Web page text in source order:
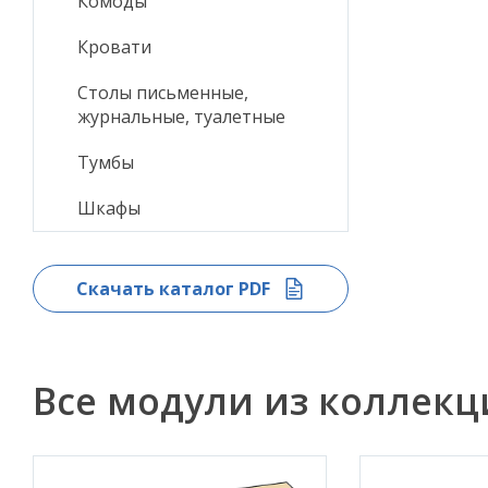
Кровати
Столы письменные,
журнальные, туалетные
Тумбы
Шкафы
Скачать каталог PDF
Все модули из